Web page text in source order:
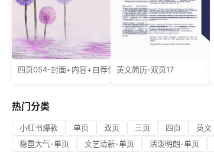
四页054-封面+内容+自荐信 英文简历-双页17
热门分类
小红书爆款 单页 双页 三页 四页 英文
稳重大气-单页
文艺清新-单页 活泼明朗-单页